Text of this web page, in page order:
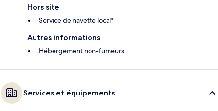
Hors site
Service de navette local*
Autres informations
Hébergement non-fumeurs
Services et équipements